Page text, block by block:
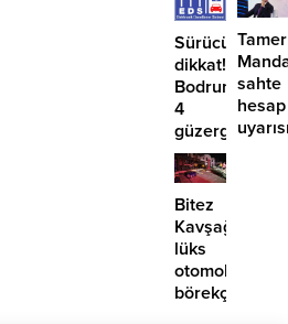
Sürücüler
dikkat!
Bodrum’da
4
güzergahta
EDS
başlıyor
Tamer
sahte
hesap
Bitez
Kavşağı’nda
lüks
otomobil
börekçiye